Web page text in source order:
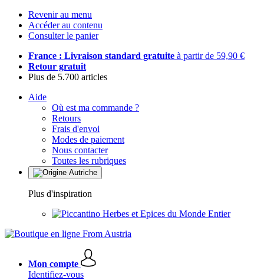
Revenir au menu
Accéder au contenu
Consulter le panier
France : Livraison standard gratuite à partir de 59,90 €
Retour gratuit
Plus de 5.700 articles
Aide
Où est ma commande ?
Retours
Frais d'envoi
Modes de paiement
Nous contacter
Toutes les rubriques
Plus d'inspiration
Herbes et Epices du Monde Entier
Mon compte
Identifiez-vous